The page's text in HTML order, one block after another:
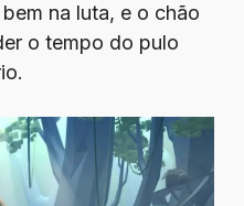
na luta, e o chão
o tempo do pulo